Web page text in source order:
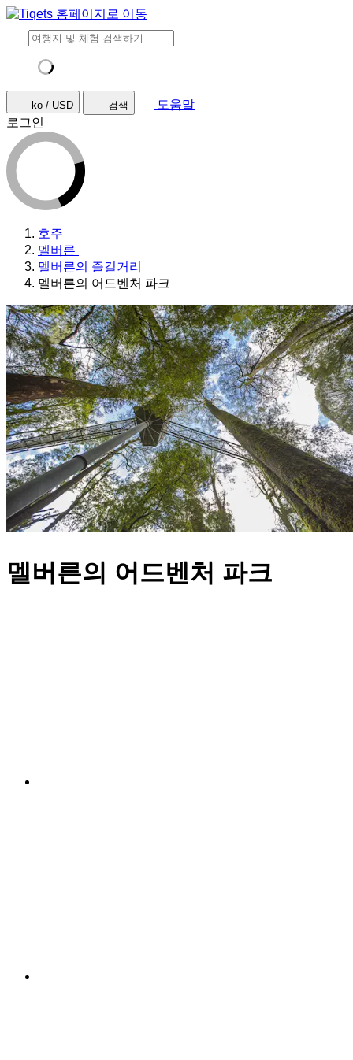
ko / USD 검색
도움말
로그인
호주
멜버른
멜버른의 즐길거리
멜버른의 어드벤처 파크
멜버른의 어드벤처 파크